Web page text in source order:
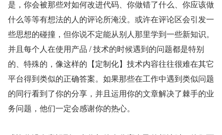
是，你会被那些对如何改进代码、你做错了什么、你应该做
什么等等有想法的人的评论所淹没。或许在评论区会引发一
些思想的碰撞，但你说不定能从别人那里学到一些新知识。
并且每个人在使用产品 / 技术的时候遇到的问题都是特别
的、特殊的，像这样的【定制化】技术内容往往很难在其它
平台得到类似的正确答案。如果那些在工作中遇到类似问题
的同行看到了你的分享，并且运用你的文章解决了棘手的业
务问题，他们一定会感谢你的热心。